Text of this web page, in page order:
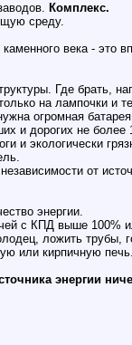
Комплекс.
среду.
века - это
Где брать,
на лампочки и
огромная
и дорогих не
и экологически
от
энергии.
с КПД выше 100%
ложить
или кирпичную
энергии